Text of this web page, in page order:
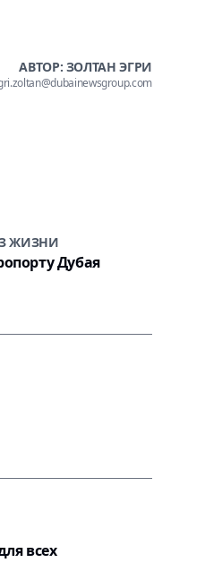
АВТОР: ЗОЛТАН ЭГРИ
ЖИЗНИ
Дубая
всех